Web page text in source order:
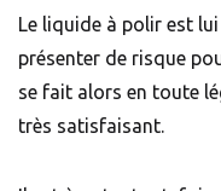
Le liquide à polir est
présenter de risque
se fait alors en toute
très satisfaisant.